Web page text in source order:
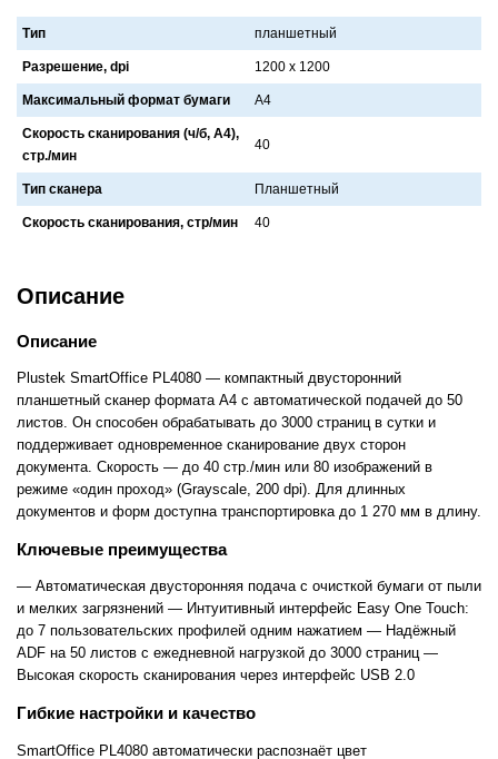
Тип планшетный
Разрешение, dpi 1200 x 1200
Максимальный формат бумаги A4
Скорость сканирования (ч/б, А4),
стр./мин
40
Тип сканера Плaншетный
Скорость сканирования, стр/мин 40
Описание
Описание
Plustek SmartOffice PL4080 — компактный двусторонний
планшетный сканер формата A4 с автоматической подачей до 50
листов. Он способен обрабатывать до 3000 страниц в сутки и
поддерживает одновременное сканирование двух сторон
документа. Скорость — до 40 стр./мин или 80 изображений в
режиме «один проход» (Grayscale, 200 dpi). Для длинных
документов и форм доступна транспортировка до 1 270 мм в длину.
Ключевые преимущества
— Автоматическая двусторонняя подача с очисткой бумаги от пыли
и мелких загрязнений — Интуитивный интерфейс Easy One Touch:
до 7 пользовательских профилей одним нажатием — Надёжный
ADF на 50 листов с ежедневной нагрузкой до 3000 страниц —
Высокая скорость сканирования через интерфейс USB 2.0
Гибкие настройки и качество
SmartOffice PL4080 автоматически распознаёт цвет